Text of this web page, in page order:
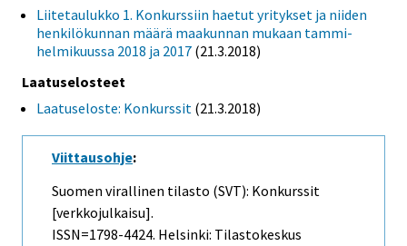
Liitetaulukko 1. Konkurssiin haetut yritykset ja niiden
henkilökunnan määrä maakunnan mukaan tammi-
helmikuussa 2018 ja 2017 (21.3.2018)
Laatuselosteet
Laatuseloste: Konkurssit (21.3.2018)
Viittausohje:
Suomen virallinen tilasto (SVT): Konkurssit
[verkkojulkaisu].
ISSN=1798-4424. Helsinki: Tilastokeskus